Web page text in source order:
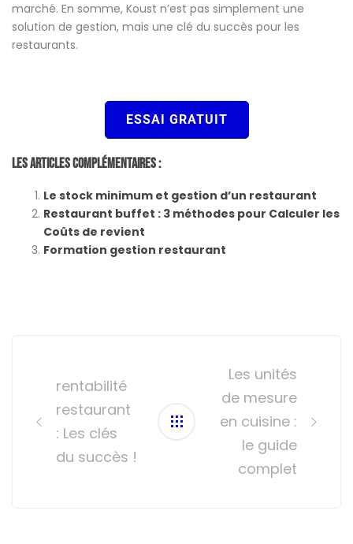
marché. En somme, Koust n’est pas simplement une
solution de gestion, mais une clé du succès pour les
restaurants.
ESSAI GRATUIT
Les Articles Complémentaires :
Le stock minimum et gestion d’un restaurant
Restaurant buffet : 3 méthodes pour Calculer les
Coûts de revient
Formation gestion restaurant
rentabilité
restaurant
: Les clés
du succès !
Les unités
de mesure
en cuisine :
le guide
complet